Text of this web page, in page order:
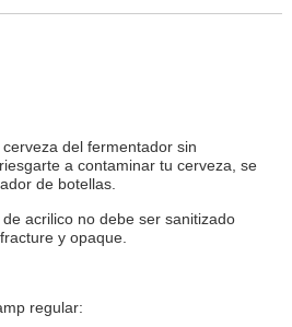
del fermentador sin
a contaminar tu cerveza, se
de botellas.
acrilico no debe ser sanitizado
y opaque.
regular: